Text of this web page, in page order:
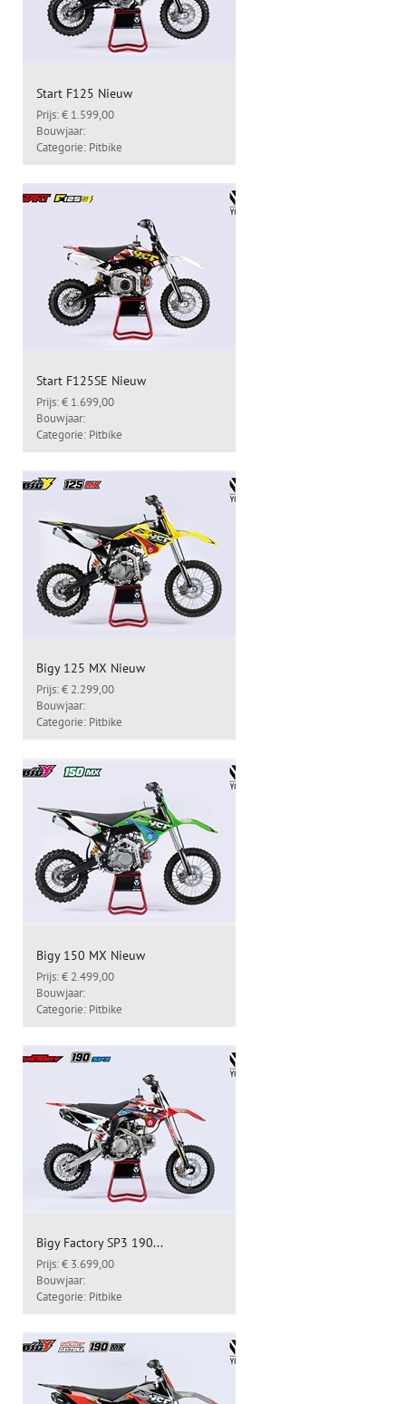
Start F125 Nieuw
Prijs: € 1.599,00
Bouwjaar:
Categorie: Pitbike
Start F125SE Nieuw
Prijs: € 1.699,00
Bouwjaar:
Categorie: Pitbike
Bigy 125 MX Nieuw
Prijs: € 2.299,00
Bouwjaar:
Categorie: Pitbike
Bigy 150 MX Nieuw
Prijs: € 2.499,00
Bouwjaar:
Categorie: Pitbike
Bigy Factory SP3 190...
Prijs: € 3.699,00
Bouwjaar:
Categorie: Pitbike